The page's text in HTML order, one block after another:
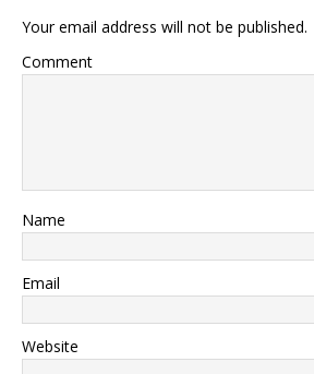
Your email address will not be published.
Comment
Name
Email
Website